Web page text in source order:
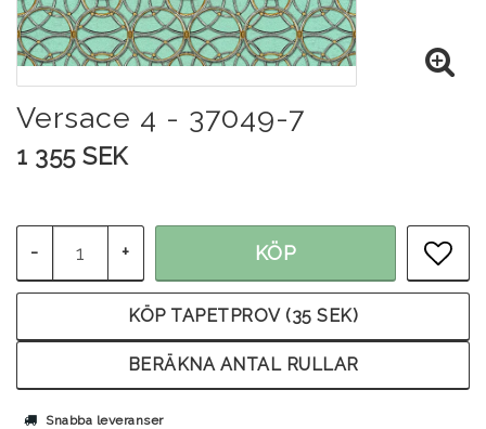
Versace 4 - 37049-7
1 355 SEK
- + KÖP
BERÄKNA ANTAL RULLAR
KÖP TAPETPROV (35 SEK)
Snabba leveranser